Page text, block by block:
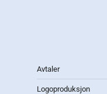
Avtaler
Logoproduksjon